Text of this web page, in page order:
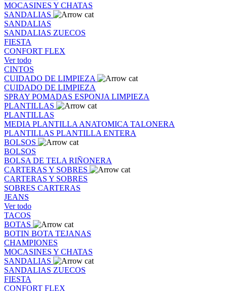
MOCASINES Y CHATAS
SANDALIAS
SANDALIAS
SANDALIAS ZUECOS
FIESTA
CONFORT FLEX
Ver todo
CINTOS
CUIDADO DE LIMPIEZA
CUIDADO DE LIMPIEZA
SPRAY POMADAS ESPONJA LIMPIEZA
PLANTILLAS
PLANTILLAS
MEDIA PLANTILLA ANATOMICA TALONERA
PLANTILLAS PLANTILLA ENTERA
BOLSOS
BOLSOS
BOLSA DE TELA RIÑONERA
CARTERAS Y SOBRES
CARTERAS Y SOBRES
SOBRES CARTERAS
JEANS
Ver todo
TACOS
BOTAS
BOTIN BOTA TEJANAS
CHAMPIONES
MOCASINES Y CHATAS
SANDALIAS
SANDALIAS ZUECOS
FIESTA
CONFORT FLEX